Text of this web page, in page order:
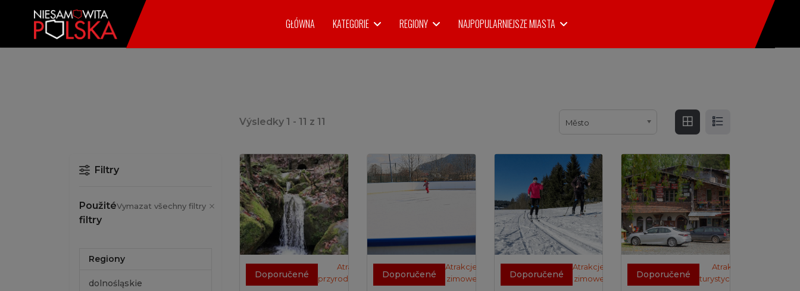
GŁÓWNA KATEGORIE REGIONY NAJPOPULARNIEJSZE MIASTA
Výsledky 1 - 11 z 11 Město
Filtry
Použité
filtry
Vymazat všechny filtry
Regiony
dolnośląskie
Doporučené
Atrakcje
przyrodnicze
Doporučené
Atrakcje
zimowe
Doporučené
Atrakcje
zimowe
Doporučené
Atrakcje
turystyczne